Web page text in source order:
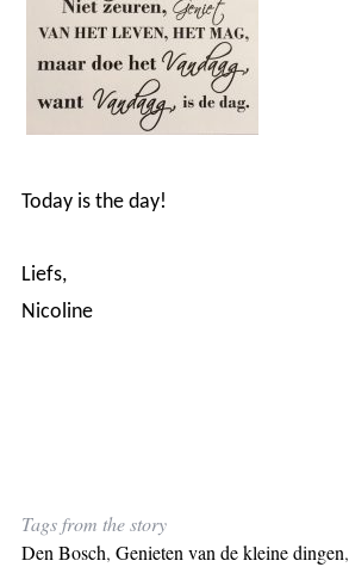
Today is the day!
Liefs,
Nicoline
Tags from the story
Den Bosch, Genieten van de kleine dingen,